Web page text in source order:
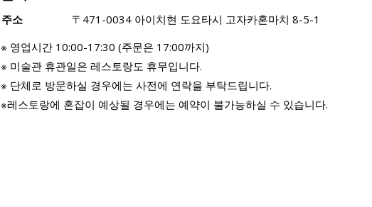
주소
〒471-0034 아이치현 도요타시 고자카혼마치 8-5-1
※ 영업시간 10:00-17:30 (주문은 17:00까지)
※ 미술관 휴관일은 레스토랑도 휴무입니다.
※ 단체로 방문하실 경우에는 사전에 연락을 부탁드립니다.
※레스토랑에 혼잡이 예상될 경우에는 예약이 불가능하실 수 있습니다.